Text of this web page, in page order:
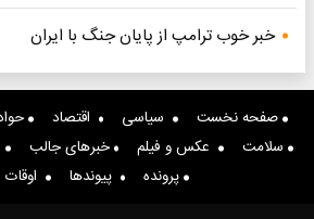
خبر خوب ترامپ از پایان جنگ با ایران
صفحه نخست سیاسی اقتصاد
سلامت
عکس و فیلم خبرهای جالب
پرونده
پیوندها